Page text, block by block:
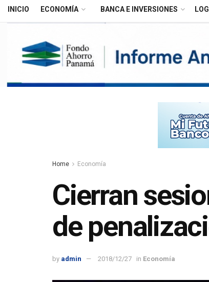
INICIO ECONOMÍA BANCA E INVERSIONES
Home Economía
Cierran
de
by admin 2018/12/27 in Economía